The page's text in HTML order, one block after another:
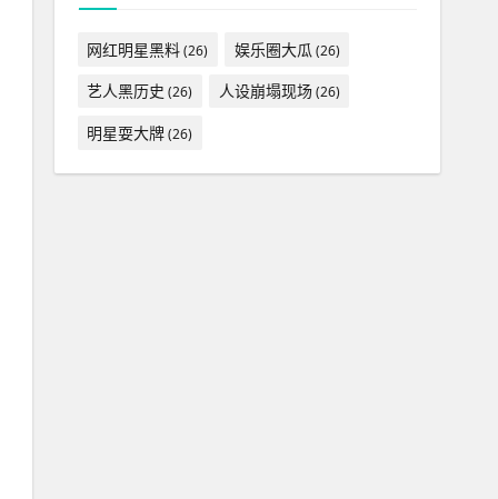
网红明星黑料(26) 娱乐圈大瓜 (26)
艺人黑历史 (26) 人设崩塌现场(26)
明星耍大牌(26)